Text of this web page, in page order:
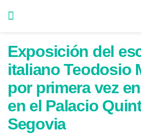
Exposición del
italiano Teodosio
por primera vez
en el Palacio
Segovia